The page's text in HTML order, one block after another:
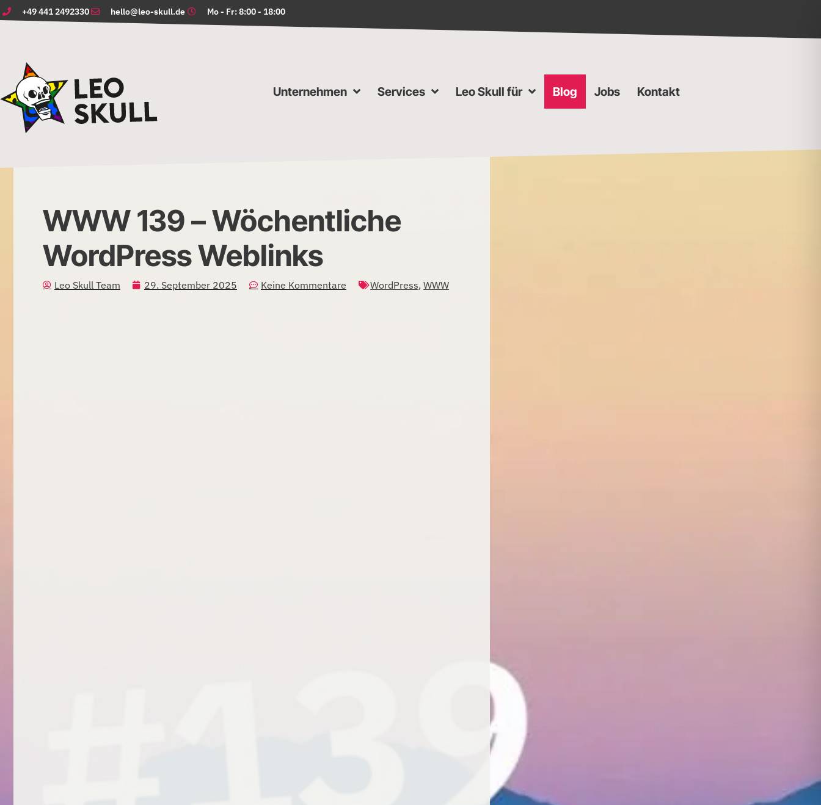
+49 441 2492330 hello@leo-skull.de Mo - Fr: 8:00 - 18:00
Unternehmen Services Leo Skull für Blog Jobs Kontakt
WWW 139 – Wöchentliche
WordPress Weblinks
Leo Skull Team 29. September 2025 Keine Kommentare WordPress, WWW